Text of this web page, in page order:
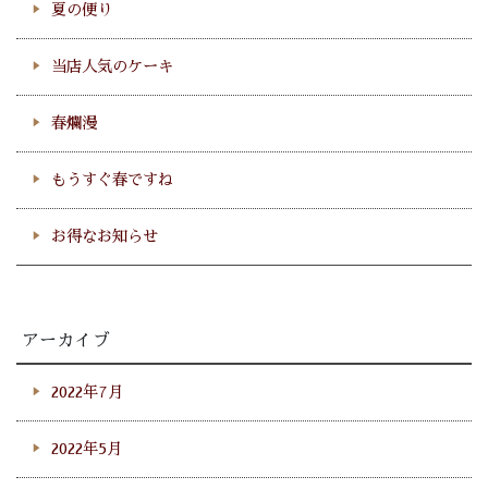
夏の便り
当店人気のケーキ
春爛漫
もうすぐ春ですね
お得なお知らせ
アーカイブ
2022年7月
2022年5月